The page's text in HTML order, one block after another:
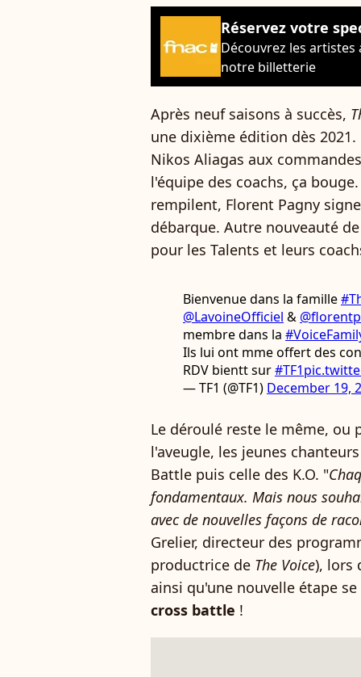
Réservez votre
Découvrez les
notre billetterie
Après neuf saisons à succès,
une dixième édition dès
Nikos Aliagas aux
l'équipe des coachs, ça
rempilent, Florent Pagny
débarque. Autre nouveauté
pour les Talents et leurs
Bienvenue dans la famille
@LavoineOfficiel &
membre dans la
Ils lui ont mme offert des
RDV bientt sur#TF1
— TF1 (@TF1) December 19,
Le déroulé reste le même, ou
l'aveugle, les jeunes
Battle puis celle des K.O. "
fondamentaux. Mais nous
avec de nouvelles façons de
Grelier, directeur des
productrice de The Voice), lors
ainsi qu'une nouvelle étape
cross battle !